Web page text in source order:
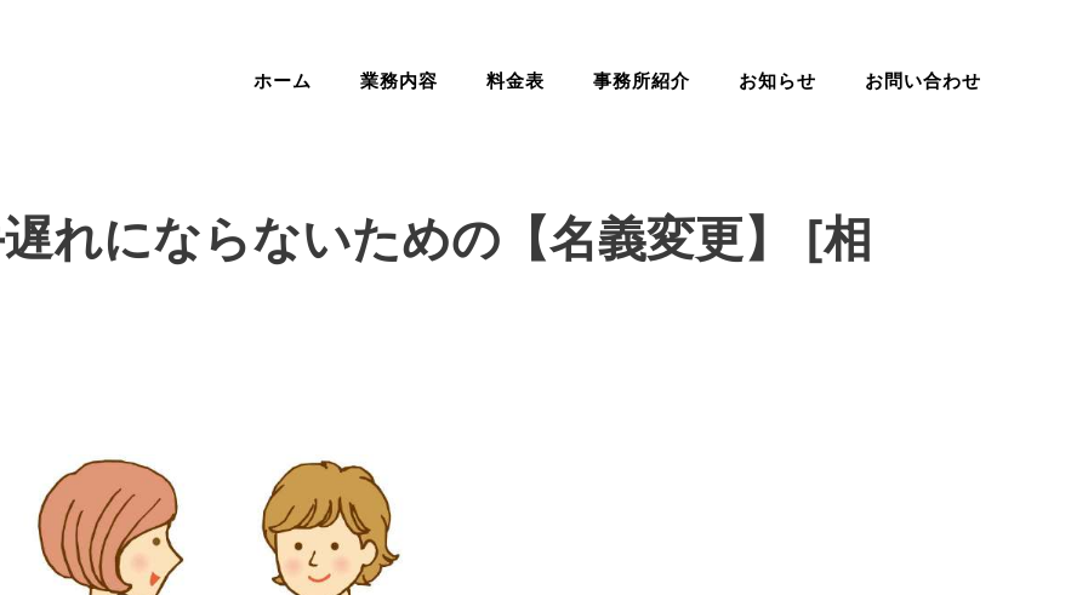
ホーム 業務内容 料金表 事務所紹介 お知らせ お問い合わせ
れにならないための【名義変更】 [相